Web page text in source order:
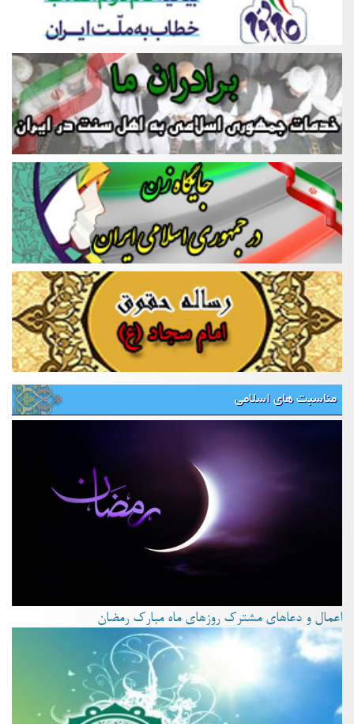
مناسبت های اسلامی
اعمال و دعاهای مشترک روزهای ماه مبارک رمضان